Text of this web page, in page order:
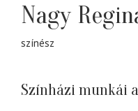
Nagy
színész
Színházi munkái